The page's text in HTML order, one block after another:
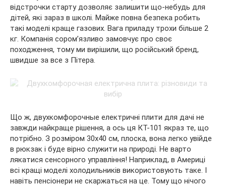
відстрочки старту дозволяє залишити що-небудь для
дітей, які зараз в школі. Майже повна безпека робить
такі моделі краще газових. Вага приладу трохи більше 2
кг. Компанія сором’язливо замовчує про своє
походження, тому ми вирішили, що російський бренд,
швидше за все з Пітера.
Що ж, двухкомфорочные електричні плити для дачі не
завжди найкраще рішення, а ось ця КТ-101 якраз те, що
потрібно. З розміром 30х40 см, плоска, вона легко увійде
в рюкзак і буде вірно служити на природі. Не варто
лякатися сенсорного управління! Наприклад, в Америці
всі кращі моделі холодильників використовують таке. І
навіть пенсіонери не скаржаться на це. Тому що нічого